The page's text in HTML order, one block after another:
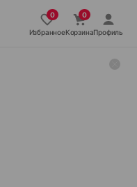
ИзбранноеКорзинаПрофиль